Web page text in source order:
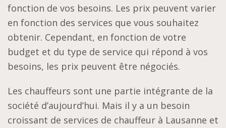
fonction de vos besoins. Les prix peuvent varier
en fonction des services que vous souhaitez
obtenir. Cependant, en fonction de votre
budget et du type de service qui répond à vos
besoins, les prix peuvent être négociés.
Les chauffeurs sont une partie intégrante de la
société d’aujourd’hui. Mais il y a un besoin
croissant de services de chauffeur à Lausanne et